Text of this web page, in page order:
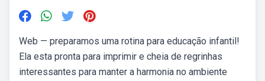
Web — preparamos uma rotina para educação infantil!
Ela esta pronta para imprimir e cheia de regrinhas
interessantes para manter a harmonia no ambiente